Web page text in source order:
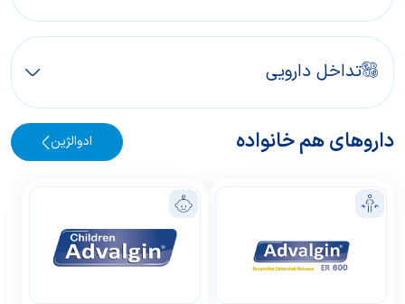
تداخل دارویی
داروهای هم خانواده ادوالژین